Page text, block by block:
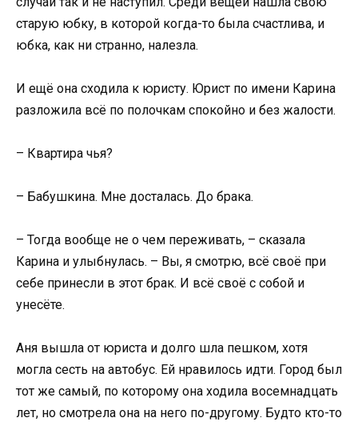
старую юбку, в которой когда-то была счастлива, и
юбка, как ни странно, налезла.
И ещё она сходила к юристу. Юрист по имени Карина
разложила всё по полочкам спокойно и без жалости.
– Квартира чья?
– Бабушкина. Мне досталась. До брака.
– Тогда вообще не о чем переживать, – сказала
Карина и улыбнулась. – Вы, я смотрю, всё своё при
себе принесли в этот брак. И всё своё с собой и
унесёте.
Аня вышла от юриста и долго шла пешком, хотя
могла сесть на автобус. Ей нравилось идти. Город был
тот же самый, по которому она ходила восемнадцать
лет, но смотрела она на него по-другому. Будто кто-то